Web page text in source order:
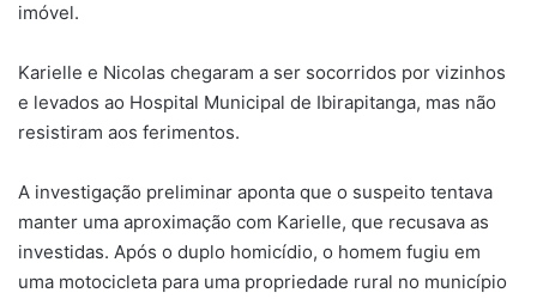
imóvel.
Karielle e Nicolas chegaram a ser socorridos por vizinhos
e levados ao Hospital Municipal de Ibirapitanga, mas não
resistiram aos ferimentos.
A investigação preliminar aponta que o suspeito tentava
manter uma aproximação com Karielle, que recusava as
investidas. Após o duplo homicídio, o homem fugiu em
uma motocicleta para uma propriedade rural no município